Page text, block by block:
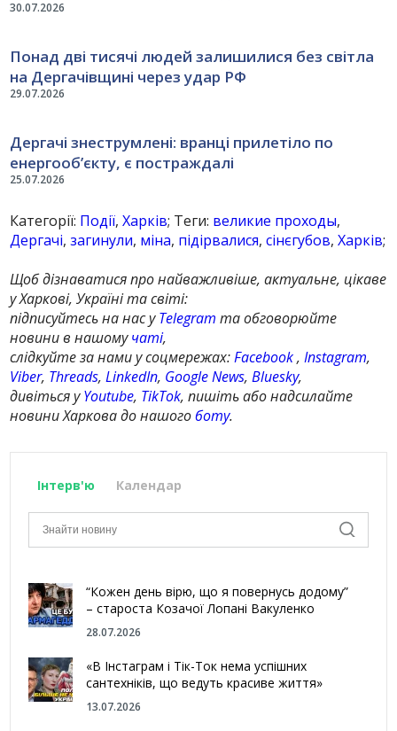
30.07.2026
29.07.2026
Понад дві тисячі людей залишилися без світла
на Дергачівщині через удар РФ
25.07.2026
Дергачі знеструмлені: вранці прилетіло по
енергооб’єкту, є постраждалі
Категорії: Події,Харків; Теги: великие проходы,
Дергачі,загинули, міна, підірвалися,сінєгубов,Харків;
Щоб дізнаватися про найважливіше, актуальне, цікаве
у Харкові, Україні та світі:
підписуйтесь на нас уTelegram та обговорюйте
новини в нашомучаті,
слідкуйте за нами у соцмережах:Facebook,Instagram,
Viber, Threads,LinkedIn, Google News,Bluesky,
дивіться уYoutube, TikTok, пишіть або надсилайте
новини Харкова до нашогоботу.
Інтерв'ю Календар
“Кожен день вірю, що я повернусь додому”
– староста Козачої Лопані Вакуленко
28.07.2026
«В Інстаграм і Тік-Ток нема успішних
сантехніків, що ведуть красиве життя»
13.07.2026